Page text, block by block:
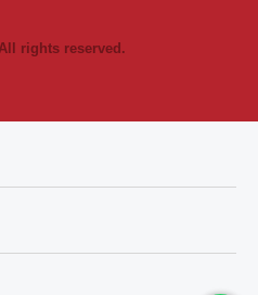
rights reserved.